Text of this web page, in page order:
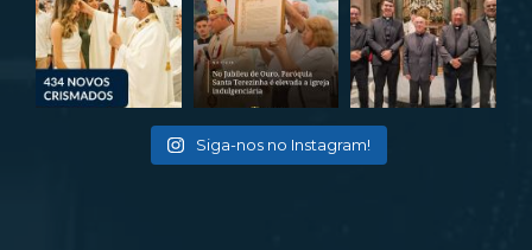
Siga-nos no Instagram!